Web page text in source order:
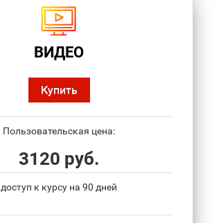
ВИДЕО
Купить
Пользовательская цена:
3120 руб.
доступ к курсу на 90 дней